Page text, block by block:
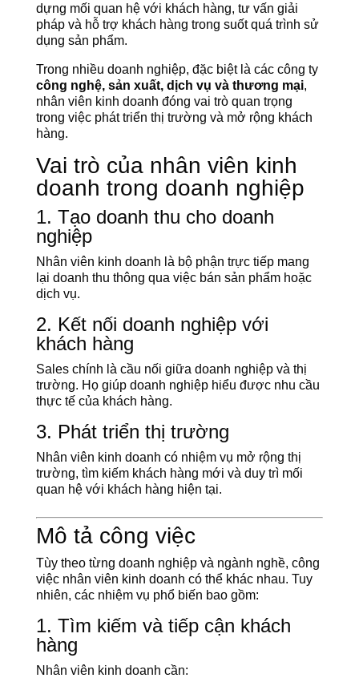
dựng mối quan hệ với khách hàng, tư vấn giải
pháp và hỗ trợ khách hàng trong suốt quá trình sử
dụng sản phẩm.
Trong nhiều doanh nghiệp, đặc biệt là các công ty
công nghệ, sản xuất, dịch vụ và thương mại,
nhân viên kinh doanh đóng vai trò quan trọng
trong việc phát triển thị trường và mở rộng khách
hàng.
Vai trò của nhân viên kinh
doanh trong doanh nghiệp
1. Tạo doanh thu cho doanh
nghiệp
Nhân viên kinh doanh là bộ phận trực tiếp mang
lại doanh thu thông qua việc bán sản phẩm hoặc
dịch vụ.
2. Kết nối doanh nghiệp với
khách hàng
Sales chính là cầu nối giữa doanh nghiệp và thị
trường. Họ giúp doanh nghiệp hiểu được nhu cầu
thực tế của khách hàng.
3. Phát triển thị trường
Nhân viên kinh doanh có nhiệm vụ mở rộng thị
trường, tìm kiếm khách hàng mới và duy trì mối
quan hệ với khách hàng hiện tại.
Mô tả công việc
Tùy theo từng doanh nghiệp và ngành nghề, công
việc nhân viên kinh doanh có thể khác nhau. Tuy
nhiên, các nhiệm vụ phổ biến bao gồm:
1. Tìm kiếm và tiếp cận khách
hàng
Nhân viên kinh doanh cần: